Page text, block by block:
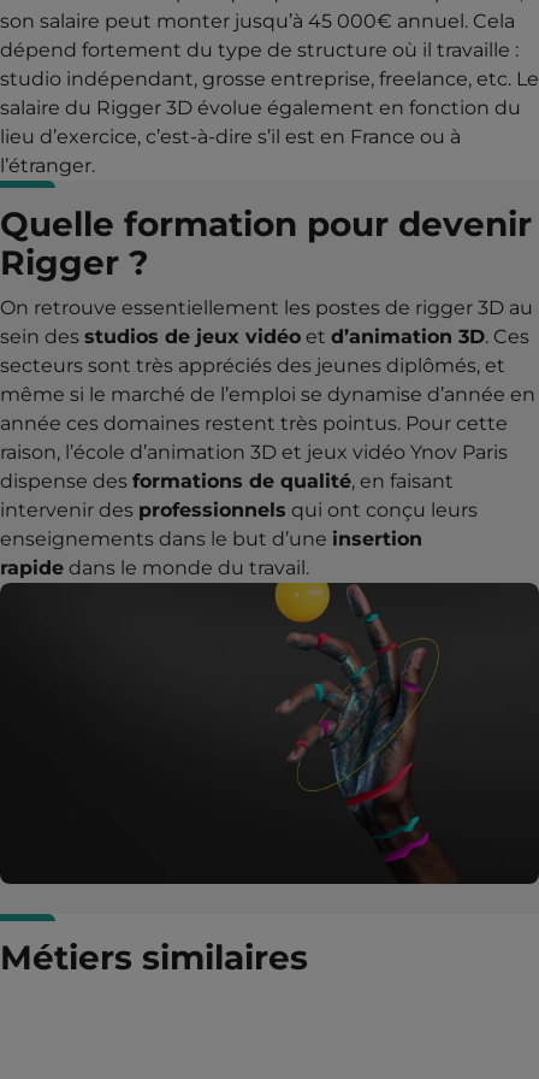
son salaire peut monter jusqu’à 45 000€ annuel. Cela
dépend fortement du type de structure où il travaille :
studio indépendant, grosse entreprise, freelance, etc. Le
salaire du Rigger 3D évolue également en fonction du
lieu d’exercice, c’est-à-dire s’il est en France ou à
l’étranger.
Quelle formation pour devenir
Rigger ?
On retrouve essentiellement les postes de rigger 3D au
sein des studios de jeux vidéo et d’animation 3D. Ces
secteurs sont très appréciés des jeunes diplômés, et
même si le marché de l’emploi se dynamise d’année en
année ces domaines restent très pointus. Pour cette
raison, l’école d’animation 3D et jeux vidéo Ynov Paris
dispense des formations de qualité, en faisant
intervenir des professionnels qui ont conçu leurs
enseignements dans le but d’une insertion
rapide dans le monde du travail.
Métiers similaires